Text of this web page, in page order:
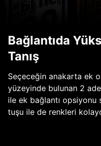
Bağlantıda
Tanış
Seçeceğin anakarta ek
yüzeyinde bulunan 2
ile ek bağlantı opsiyonu
tuşu ile de renkleri